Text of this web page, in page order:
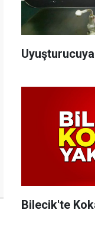
Bilecik'te